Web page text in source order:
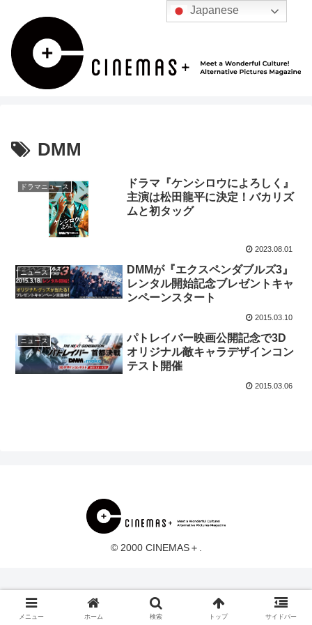
DMM
ドラマニュース
ドラマ『ケンシロウによろしく』
主演は松田龍平に決定！バカリズ
ムと初タッグ
2023.08.01
ニュース
DMMが『エクスペンダブルズ3』
レンタル開始記念ブレゼントキャ
ンペーンスタート
2015.03.10
ニュース
パトレイバー映画公開記念で3D
オリジナル敵キャラデザインコン
テスト開催
2015.03.06
© 2000 CINEMAS＋.
メニュー ホーム 検索 トップ サイドバー
Japanese